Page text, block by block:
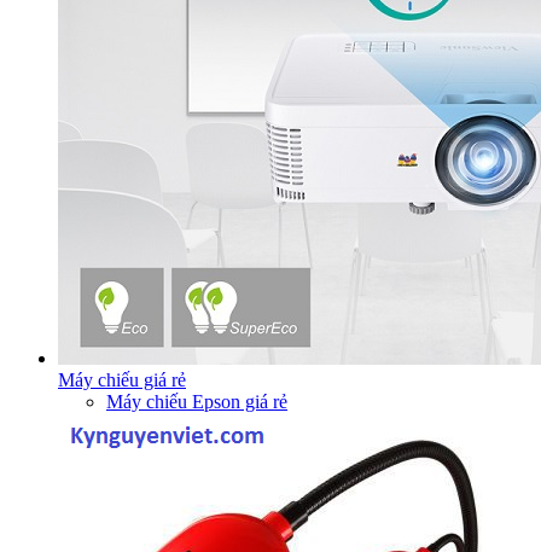
Máy chiếu giá rẻ
Máy chiếu Epson giá rẻ